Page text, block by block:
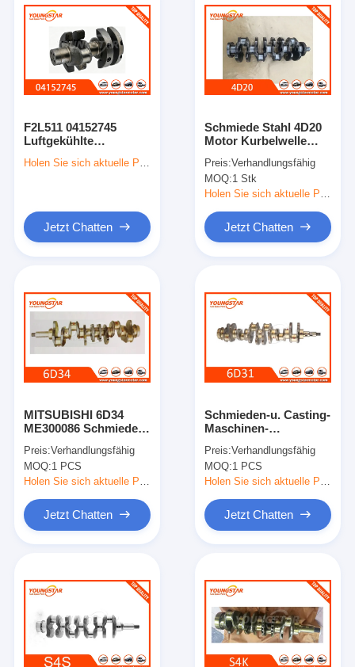
Produkte
Videos
Über uns
Kontakt mit uns
Jetzt Chatten
Motorzylinderzylinderblock
SCHLIESSEN SIE ZYLINDERKOPF AB
F2L511 04152745
Luftgekühlte
Dieselkurbelwelle für Holen Sie sich aktuelle Preis
Jetzt Chatten
Schmiede Stahl 4D20
Motor Kurbelwelle
für Großmauer
Preis:Verhandlungsfähig
MOQ:1 Stk
Holen Sie sich aktuelle Preis
Jetzt Chatten
MITSUBISHI 6D34
ME300086 Schmiede
Kurbelwelle für
Bagger HD820
Preis:Verhandlungsfähig
MOQ:1 PCS
Holen Sie sich aktuelle Preis
Jetzt Chatten
Schmieden-u. Casting-
Maschinen-
Kurbelwelle
Mitsubishis 6D31
6D31T ME082505
Preis:Verhandlungsfähig
MOQ:1 PCS
Holen Sie sich aktuelle Preis
Jetzt Chatten